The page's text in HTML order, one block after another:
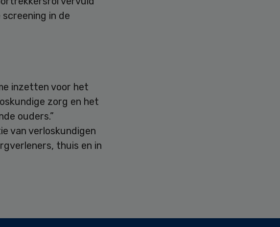
in de
inzetten voor het
zorg en het
ouders.”
van verloskundigen
thuis en in